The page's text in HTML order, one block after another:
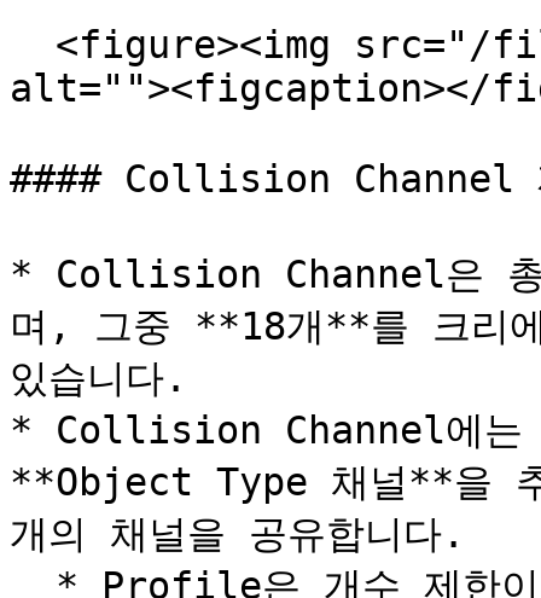
alt=""><figcaption></
#### Collision Channel
* Collision Channel은 총
며, 그중 **18개**를 크리
있습니다.
* Collision Channel에는
**Object Type 채널**을
개의 채널을 공유합니다.